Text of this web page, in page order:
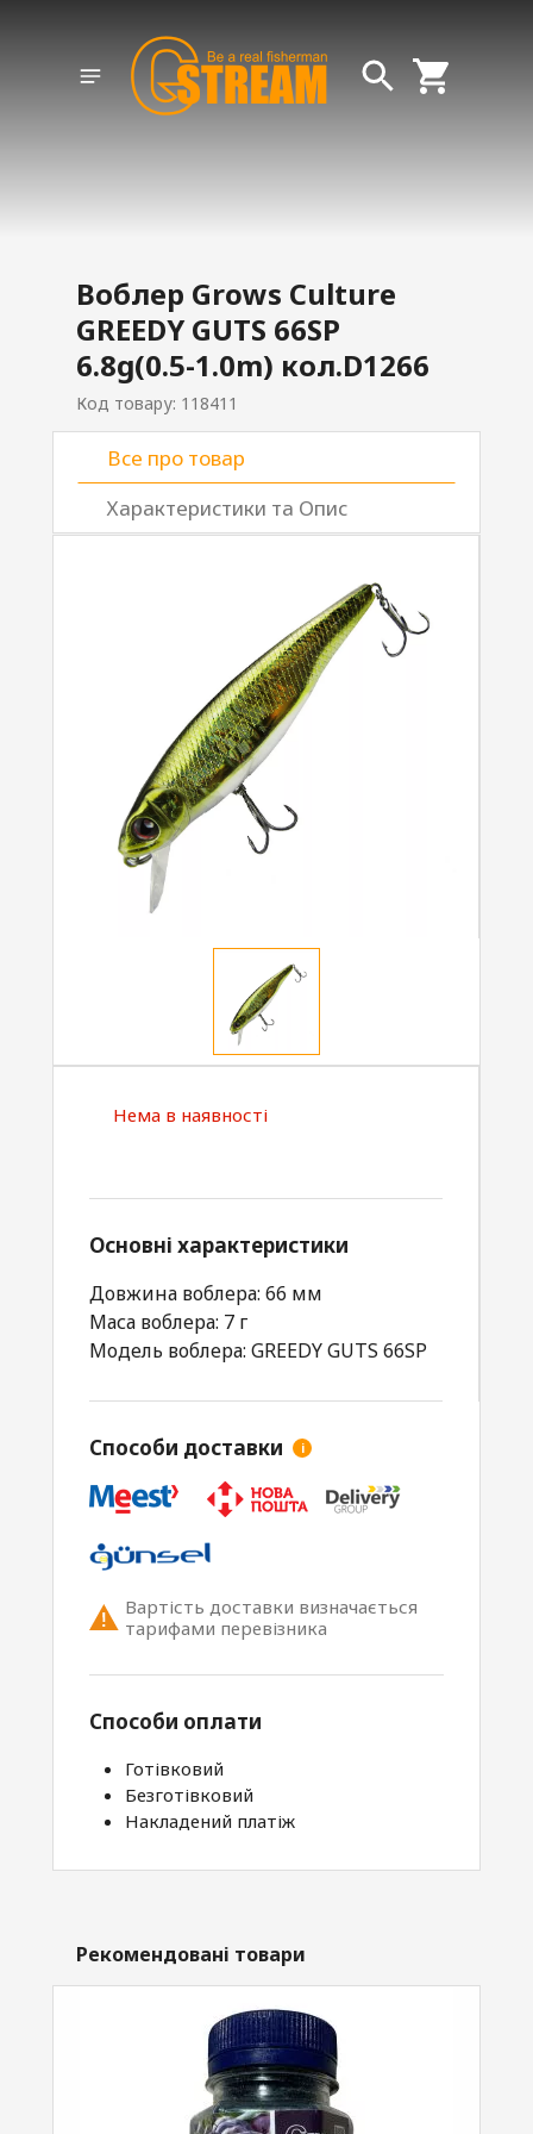
Воблер Grows Culture
GREEDY GUTS 66SP
6.8g(0.5-1.0m) кол.D1266
Код товару: 118411
Все про товар
Характеристики та Опис
Нема в наявності
Основні характеристики
Довжина воблера: 66 мм
Маса воблера: 7 г
Модель воблера: GREEDY GUTS 66SP
Способи доставки i
Вартість доставки визначається
тарифами перевізника
Способи оплати
Готівковий
Безготівковий
Накладений платіж
Рекомендовані товари